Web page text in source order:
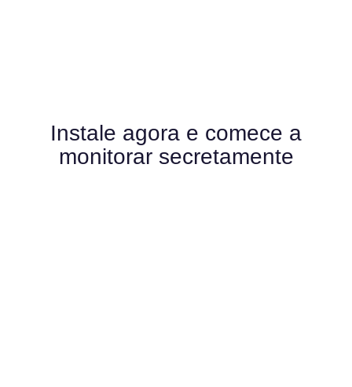
Instale agora e comece a
monitorar secretamente